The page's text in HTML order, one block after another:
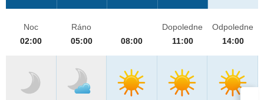
Noc
02:00
Ráno
05:00
08:00
Dopoledne
11:00
Odpoledne
14:00